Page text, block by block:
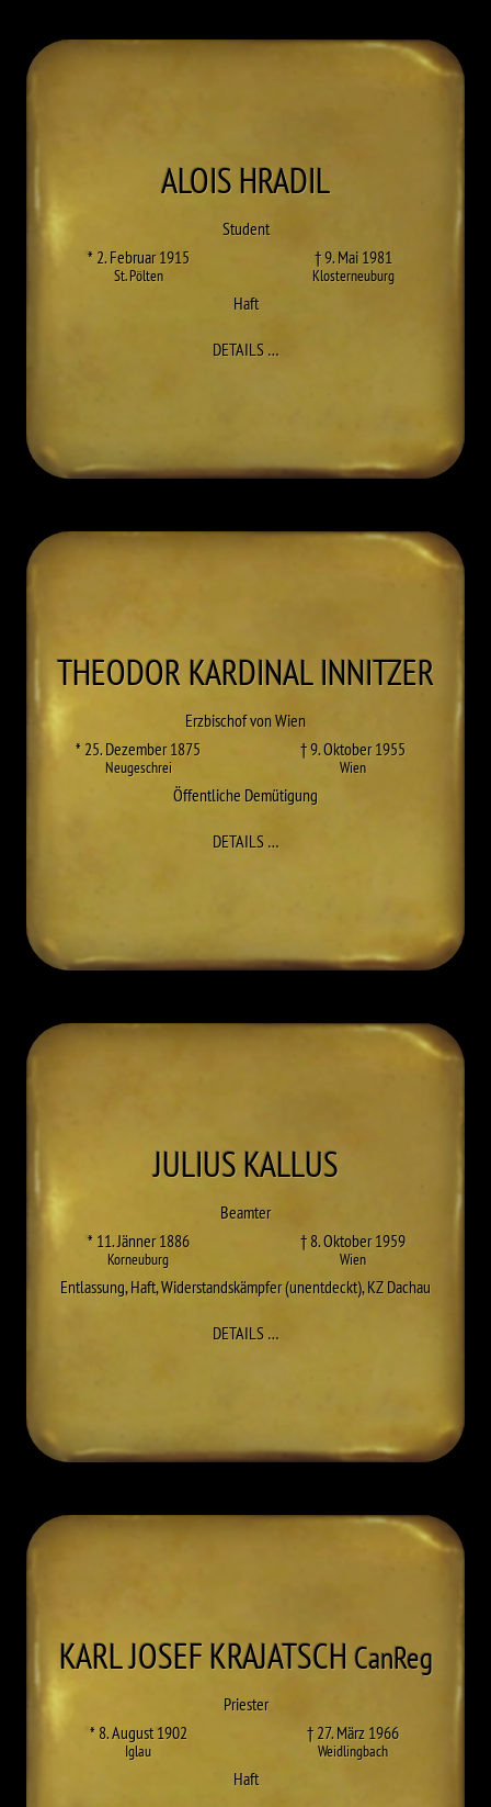
ALOISHRADIL
Student
* 2. Februar 1915
St. Pölten
† 9. Mai 1981
Klosterneuburg
Haft
DETAILS…ZU ALOIS HRADIL
THEODOR KARDINALINNITZER
Erzbischof von Wien
* 25. Dezember 1875
Neugeschrei
† 9. Oktober 1955
Wien
Öffentliche Demütigung
DETAILS…ZU THEODOR KARDINAL INNITZER
JULIUSKALLUS
Beamter
* 11. Jänner 1886
Korneuburg
† 8. Oktober 1959
Wien
Entlassung,Haft,Widerstandskämpfer (unentdeckt),KZ Dachau
DETAILS…ZU JULIUS KALLUS
KARL JOSEFKRAJATSCHCanReg
Priester
* 8. August 1902
Iglau
† 27. März 1966
Weidlingbach
Haft